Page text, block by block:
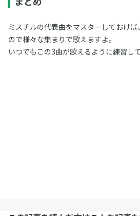
ミスチルの代表曲をマスターしておけ
ので様々な集まりで歌えますよ。
いつでもこの3曲が歌えるように練習し